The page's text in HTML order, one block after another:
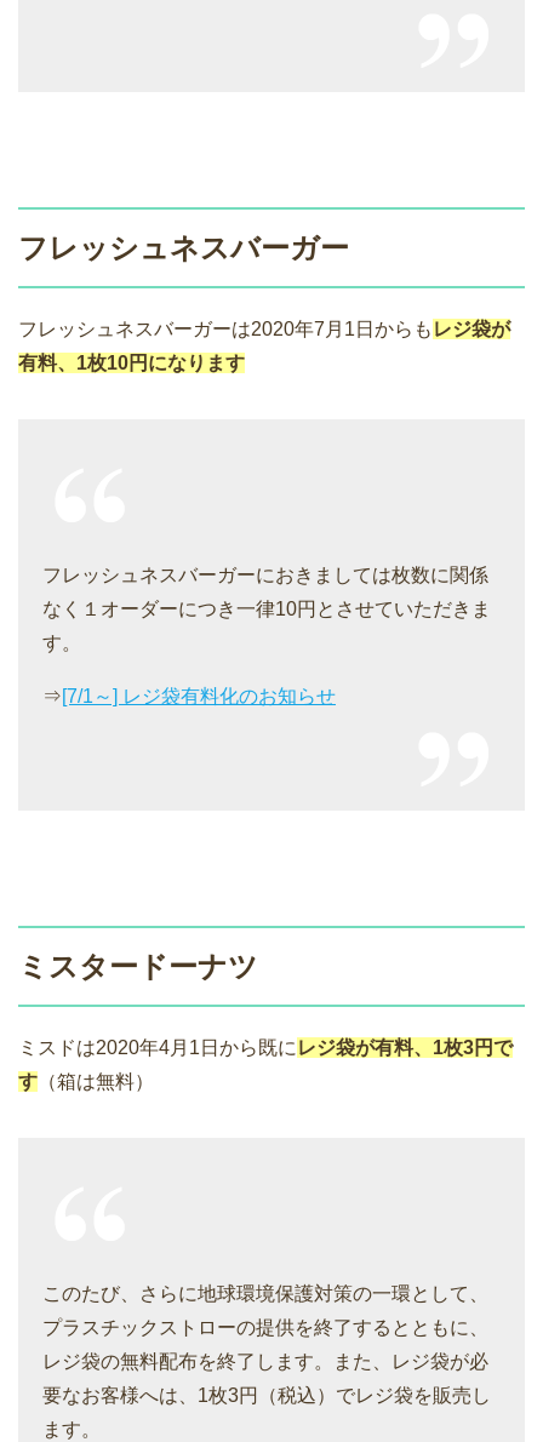
フレッシュネスバーガー
フレッシュネスバーガーは2020年7月1日からも レジ袋が
有料、1枚10円になります
フレッシュネスバーガーにおきましては枚数に関係
なく１オーダーにつき一律10円とさせていただきま
す。
⇒[7/1～] レジ袋有料化のお知らせ
ミスタードーナツ
ミスドは2020年4月1日から既に レジ袋が有料、1枚3円で
す （箱は無料）
このたび、さらに地球環境保護対策の一環として、
プラスチックストローの提供を終了するとともに、
レジ袋の無料配布を終了します。また、レジ袋が必
要なお客様へは、1枚3円（税込）でレジ袋を販売し
ます。